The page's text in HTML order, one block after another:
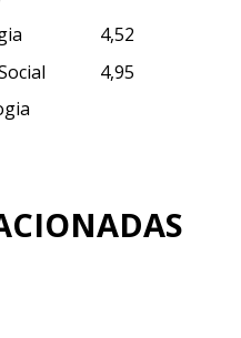
4,52
4,95